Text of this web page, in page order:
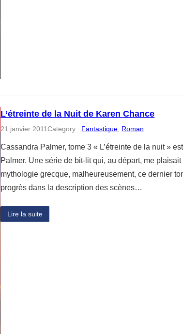
L’étreinte de la Nuit de Karen Chance
21 janvier 2011Category : Fantastique Roman
Cassandra Palmer, tome 3 « L’étreinte de la nuit »
Palmer. Une série de bit-lit qui, au départ, me
mythologie grecque, malheureusement, ce dernier
progrès dans la description des scènes…
Lire la suite